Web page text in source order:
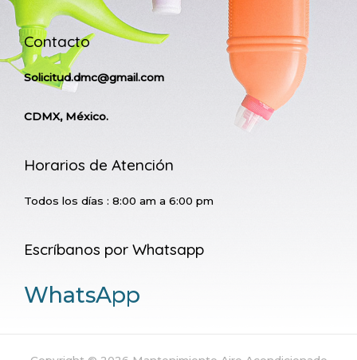
Contacto
Solicitud.dmc@gmail.com
CDMX, México.
Horarios de Atención
Todos los días : 8:00 am a 6:00 pm
Escríbanos por Whatsapp
WhatsApp